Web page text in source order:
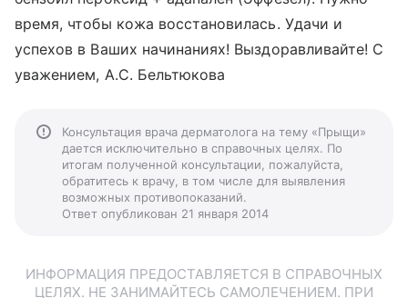
время, чтобы кожа восстановилась. Удачи и
успехов в Ваших начинаниях! Выздоравливайте! С
уважением, А.С. Бельтюкова
Консультация врача дерматолога на тему «Прыщи»
дается исключительно в справочных целях. По
итогам полученной консультации, пожалуйста,
обратитесь к врачу, в том числе для выявления
возможных противопоказаний.
Ответ опубликован 21 января 2014
ИНФОРМАЦИЯ ПРЕДОСТАВЛЯЕТСЯ В СПРАВОЧНЫХ
ЦЕЛЯХ. НЕ ЗАНИМАЙТЕСЬ САМОЛЕЧЕНИЕМ. ПРИ